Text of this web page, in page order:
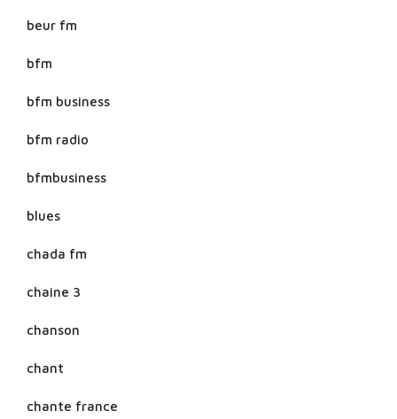
beur fm
bfm
bfm business
bfm radio
bfmbusiness
blues
chada fm
chaine 3
chanson
chant
chante france